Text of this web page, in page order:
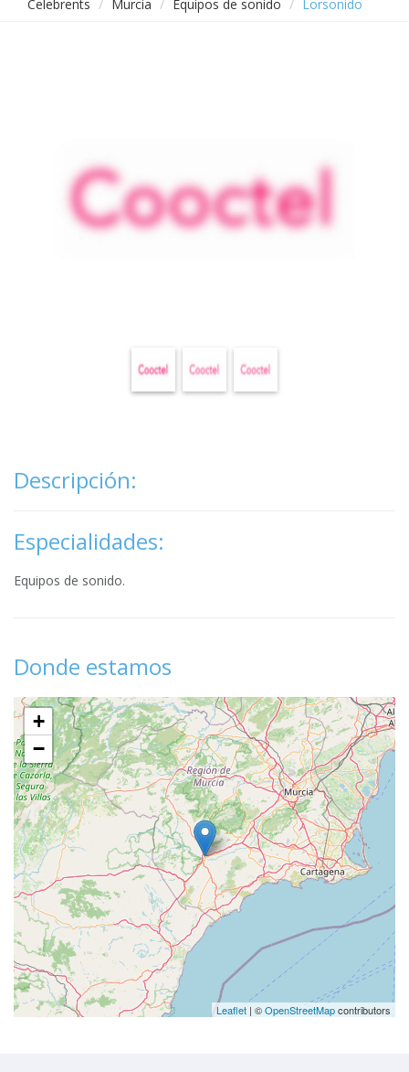
Celebrents Murcia Equipos de sonido Lorsonido
Descripción:
Especialidades:
Equipos de sonido.
Donde estamos
+
−
Leaflet | ©OpenStreetMapcontributors